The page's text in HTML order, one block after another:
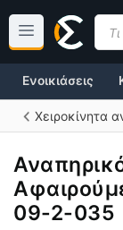
περιεχόμενο
Ενοικιάσεις
Χειροκίνητα
09-2-035